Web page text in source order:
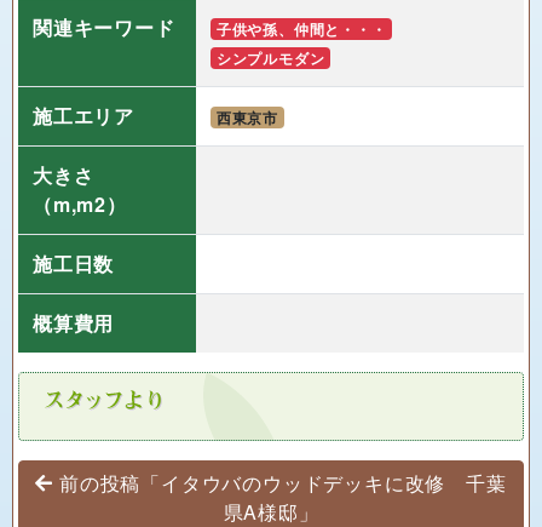
関連キーワード
子供や孫、仲間と・・・
シンプルモダン
施工エリア 西東京市
大きさ
（m,m2）
施工日数
概算費用
投稿ナビゲーション
前の投稿「イタウバのウッドデッキに改修 千葉
県A様邸」